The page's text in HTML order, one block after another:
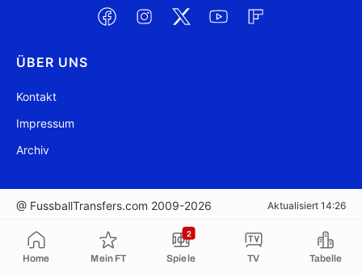
Home Mein FT Spiele
2
TV Tabelle
ÜBER UNS
Kontakt
Impressum
Archiv
@ FussballTransfers.com 2009-2026 Aktualisiert 14:26
In die Zwischenablage kopiert